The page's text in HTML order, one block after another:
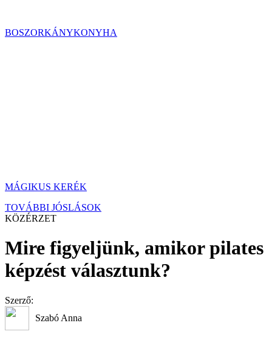
BOSZORKÁNYKONYHA
MÁGIKUS KERÉK
TOVÁBBI JÓSLÁSOK
KÖZÉRZET
Mire figyeljünk, amikor pilates
képzést választunk?
Szerző:
Szabó Anna